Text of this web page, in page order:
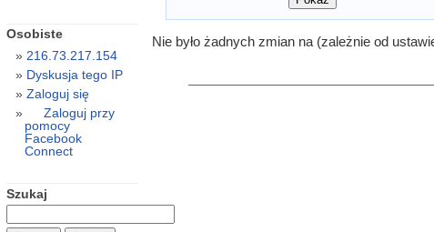
Nie było żadnych zmian na (zależnie od
Osobiste
216.73.217.154
Dyskusja tego IP
Zaloguj się
Zaloguj przy
pomocy
Facebook
Connect
Szukaj